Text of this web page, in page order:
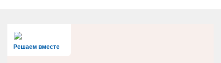
Решаем вместе